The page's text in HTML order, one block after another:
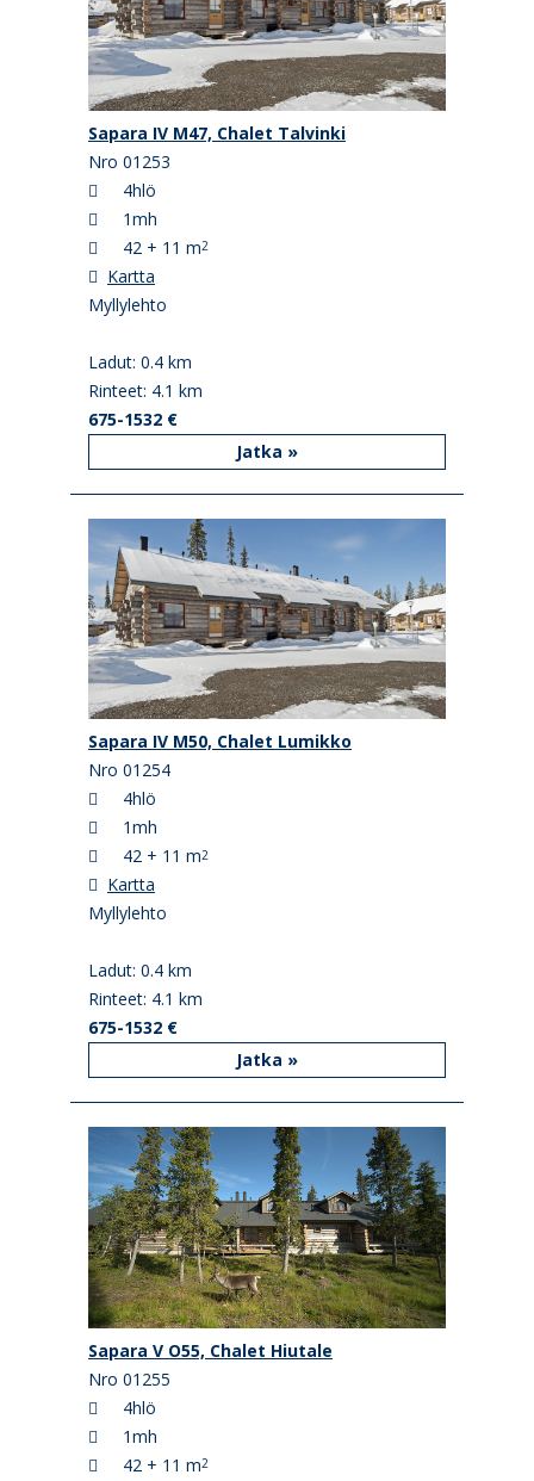
Sapara IV M47, Chalet Talvinki
Nro 01253
4hlö
1mh
42 + 11 m2
Kartta
Myllylehto
Ladut: 0.4 km
Rinteet: 4.1 km
675-1532 €
Jatka »
Sapara IV M50, Chalet Lumikko
Nro 01254
4hlö
1mh
42 + 11 m2
Kartta
Myllylehto
Ladut: 0.4 km
Rinteet: 4.1 km
675-1532 €
Jatka »
Sapara V O55, Chalet Hiutale
Nro 01255
4hlö
1mh
42 + 11 m2